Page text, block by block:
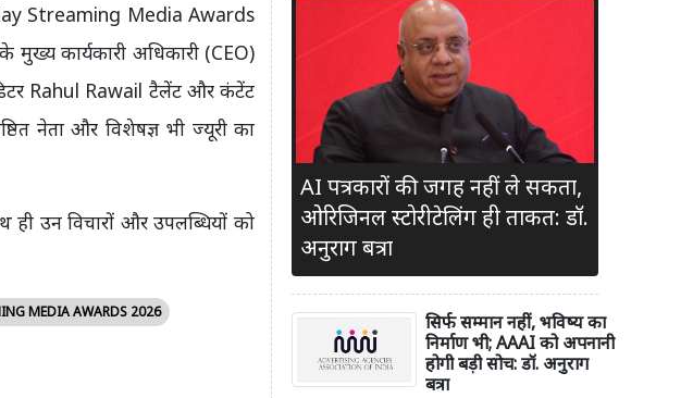
Streaming Media Awards
मुख्य कार्यकारी अधिकारी (CEO)
Rahul Rawail टैलेंट और कंटेंट
नेता और विशेषज्ञ भी ज्यूरी का
उन विचारों और उपलब्धियों को
MEDIA AWARDS 2026
AI पत्रकारों की जगह नहीं ले सकता,
ओरिजिनल स्टोरीटेलिंग ही ताकत: डॉ.
अनुराग बत्रा
सिर्फ सम्मान नहीं, भविष्य का
निर्माण भी; AAAI को अपनानी
होगी बड़ी सोच: डॉ. अनुराग
बत्रा